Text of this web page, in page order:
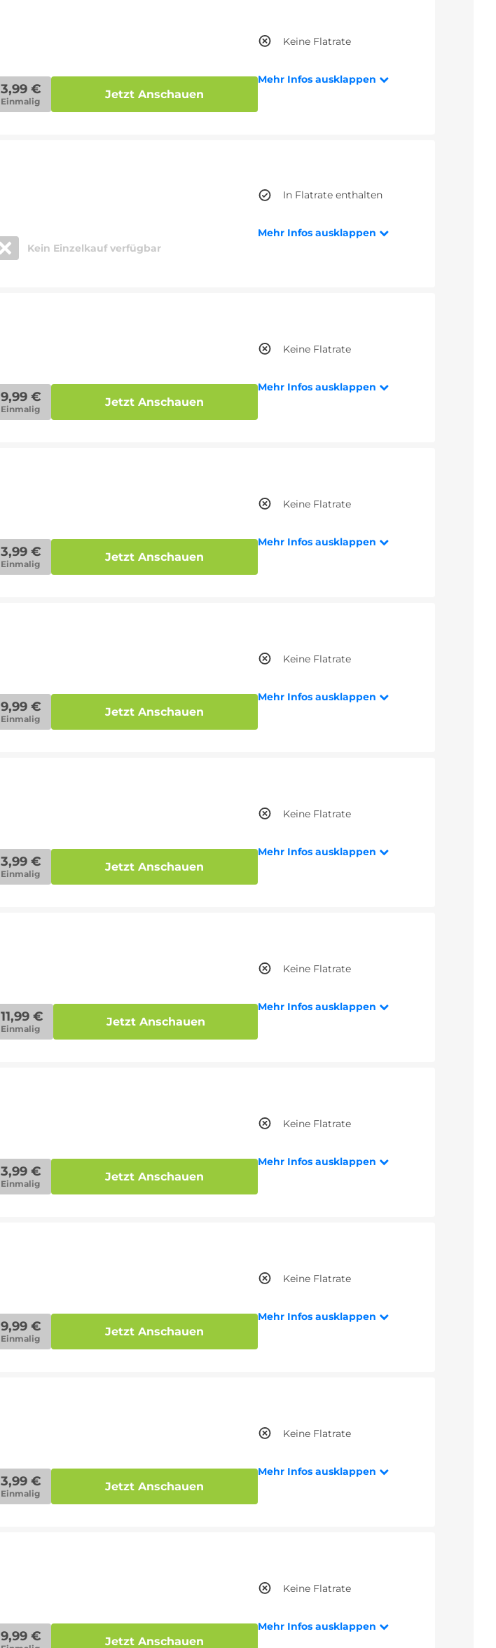
3,99 €
Einmalig
Jetzt Anschauen
Keine Flatrate
Mehr Infos ausklappen
Kein Einzelkauf verfügbar
In Flatrate enthalten
Mehr Infos ausklappen
9,99 €
Einmalig
Jetzt Anschauen
Keine Flatrate
Mehr Infos ausklappen
3,99 €
Einmalig
Jetzt Anschauen
Keine Flatrate
Mehr Infos ausklappen
9,99 €
Einmalig
Jetzt Anschauen
Keine Flatrate
Mehr Infos ausklappen
3,99 €
Einmalig
Jetzt Anschauen
Keine Flatrate
Mehr Infos ausklappen
11,99 €
Einmalig
Jetzt Anschauen
Keine Flatrate
Mehr Infos ausklappen
3,99 €
Einmalig
Jetzt Anschauen
Keine Flatrate
Mehr Infos ausklappen
9,99 €
Einmalig
Jetzt Anschauen
Keine Flatrate
Mehr Infos ausklappen
3,99 €
Einmalig
Jetzt Anschauen
Keine Flatrate
Mehr Infos ausklappen
9,99 € Jetzt Anschauen
Keine Flatrate
Mehr Infos ausklappen